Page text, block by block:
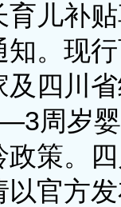
育儿补
知。现
四川
周岁
策。
以官方